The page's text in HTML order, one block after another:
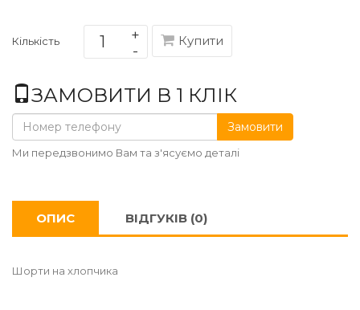
Кількість Купити
ЗАМОВИТИ В 1 КЛІК
Замовити
Ми передзвонимо Вам та з'ясуємо деталі
ОПИС ВІДГУКІВ (0)
Шорти на хлопчика